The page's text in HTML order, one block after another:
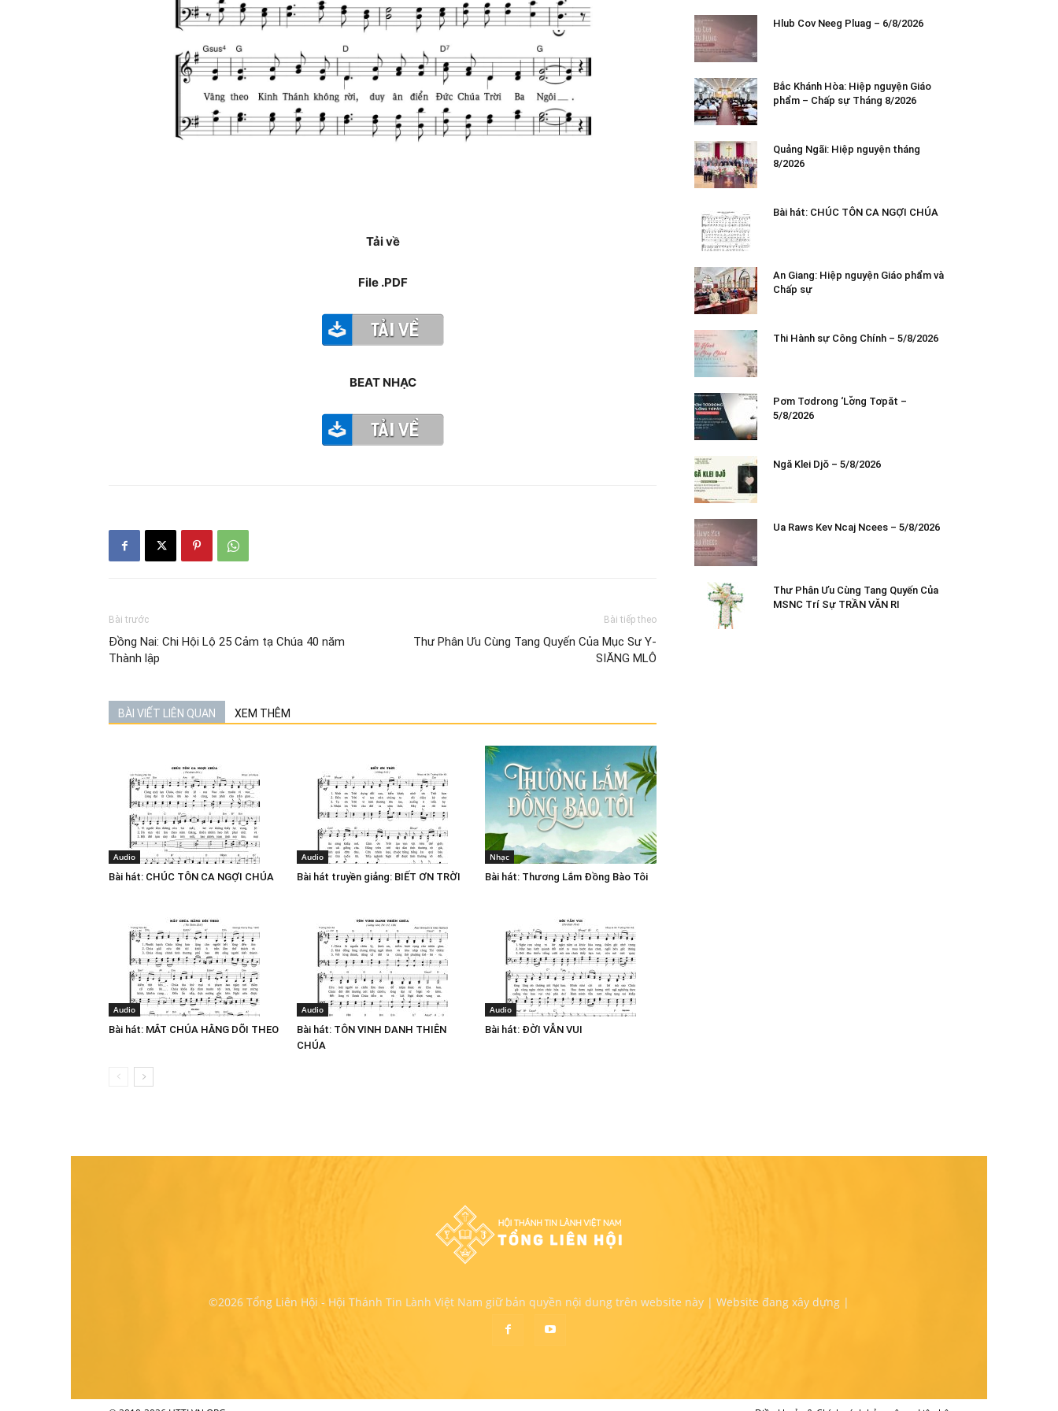
Tải về
File .PDF
BEAT NHẠC
Bài trước
Đồng Nai: Chi Hội Lộ 25 Cảm tạ Chúa 40 năm
Thành lập
Bài tiếp theo
Thư Phân Ưu Cùng Tang Quyến Của Mục Sư Y-
SIĂNG MLÔ
BÀI VIẾT LIÊN QUAN XEM THÊM
Audio
Bài hát: CHÚC TÔN CA NGỢI CHÚA
Audio
Bài hát truyền giảng: BIẾT ƠN TRỜI
Nhạc
Bài hát: Thương Lắm Đồng Bào Tôi
Audio
Bài hát: MẮT CHÚA HẰNG DÕI THEO
Audio
Bài hát: TÔN VINH DANH THIÊN
CHÚA
Audio
Bài hát: ĐỜI VẪN VUI
Hlub Cov Neeg Pluag – 6/8/2026
Bắc Khánh Hòa: Hiệp nguyện Giáo
phẩm – Chấp sự Tháng 8/2026
Quảng Ngãi: Hiệp nguyện tháng
8/2026
Bài hát: CHÚC TÔN CA NGỢI CHÚA
An Giang: Hiệp nguyện Giáo phẩm và
Chấp sự
Thi Hành sự Công Chính – 5/8/2026
Pơm Tơdrong ‘Lơ̆ng Tơpăt –
5/8/2026
Ngă Klei Djŏ – 5/8/2026
Ua Raws Kev Ncaj Ncees – 5/8/2026
Thư Phân Ưu Cùng Tang Quyến Của
MSNC Trí Sự TRẦN VĂN RI
©2026 Tổng Liên Hội - Hội Thánh Tin Lành Việt Nam giữ bản quyền nội dung trên website này | Website đang xây dựng |